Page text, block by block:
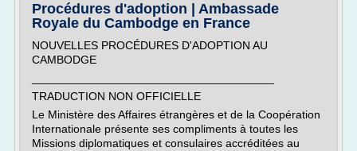
Procédures d'adoption | Ambassade
Royale du Cambodge en France
NOUVELLES PROCÉDURES D'ADOPTION AU
CAMBODGE
TRADUCTION NON OFFICIELLE
Le Ministère des Affaires étrangères et de la Coopération
Internationale présente ses compliments à toutes les
Missions diplomatiques et consulaires accréditées au